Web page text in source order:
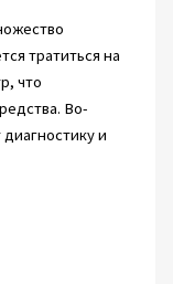
тратиться на
что
Во-
и